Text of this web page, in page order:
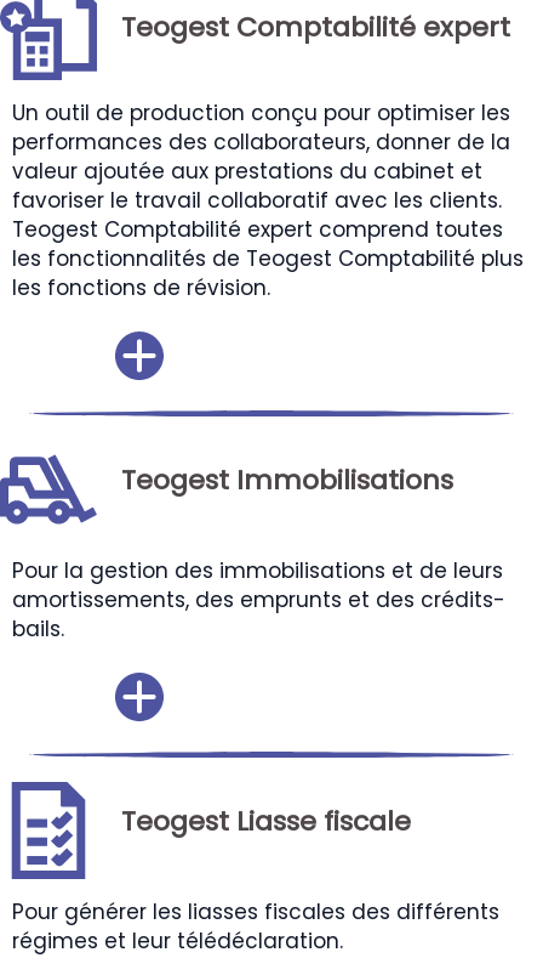
Teogest Comptabilité expert
Un outil de production conçu pour optimiser les
performances des collaborateurs, donner de la
valeur ajoutée aux prestations du cabinet et
favoriser le travail collaboratif avec les clients.
Teogest Comptabilité expert comprend toutes
les fonctionnalités de Teogest Comptabilité plus
les fonctions de révision.
Teogest Immobilisations
Pour la gestion des immobilisations et de leurs
amortissements, des emprunts et des crédits-
bails.
Teogest Liasse fiscale
Pour générer les liasses fiscales des différents
régimes et leur télédéclaration.